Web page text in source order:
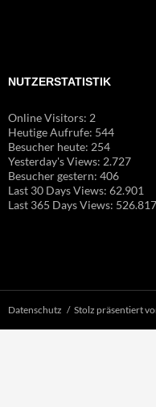
NUTZERSTATISTIK
Online Visitors: 2
Heutige Aufrufe: 544
Besucher heute: 254
Yesterday's Views: 2.727
Besucher gestern: 406
Last 30 Days Views: 62.901
Last 365 Days Views: 526.817
Datenschutz Stolz präsentiert